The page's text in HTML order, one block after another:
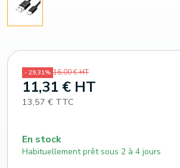
- 29,31% 16,00 € HT
11,31 € HT
13,57 € TTC
En stock
Habituellement prêt sous 2 à 4 jours